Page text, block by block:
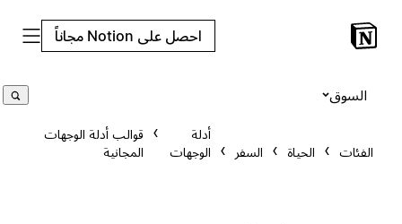
احصل على Notion مجاناً
السوق
الفئات الحياة السفر
أدلة
الوجهات
قوالب أدلة الوجهات
المجانية